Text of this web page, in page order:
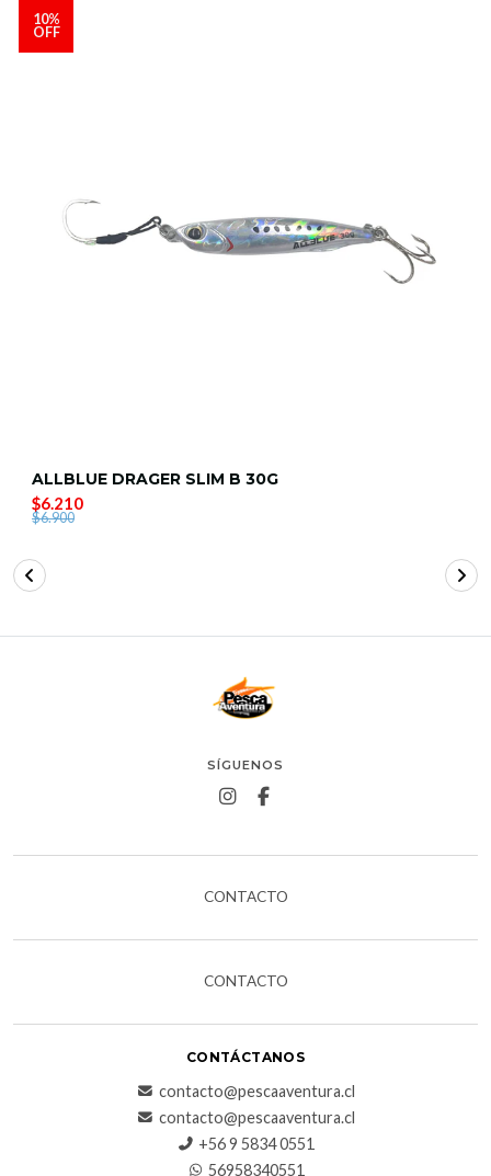
10%
OFF
ALLBLUE DRAGER SLIM B 30G
$6.210
$6.900
SÍGUENOS
CONTACTO
CONTACTO
CONTÁCTANOS
contacto@pescaaventura.cl
contacto@pescaaventura.cl
+56 9 5834 0551
56958340551